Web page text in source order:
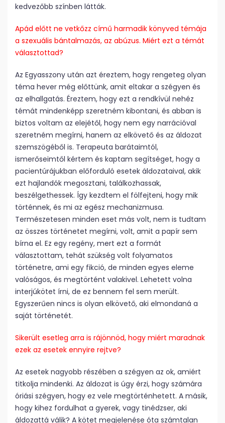
kedvezőbb színben látták.
Apád előtt ne vetkőzz című harmadik könyved témája
a szexuális bántalmazás, az abúzus. Miért ezt a témát
választottad?
Az Egyasszony után azt éreztem, hogy rengeteg olyan
téma hever még előttünk, amit eltakar a szégyen és
az elhallgatás. Éreztem, hogy ezt a rendkívül nehéz
témát mindenképp szeretném kibontani, és abban is
biztos voltam az elejétől, hogy nem egy narrációval
szeretném megírni, hanem az elkövető és az áldozat
szemszögéből is. Terapeuta barátaimtól,
ismerőseimtől kértem és kaptam segítséget, hogy a
pacientúrájukban előforduló esetek áldozataival, akik
ezt hajlandók megosztani, találkozhassak,
beszélgethessek. Így kezdtem el fölfejteni, hogy mik
történnek, és mi az egész mechanizmusa.
Természetesen minden eset más volt, nem is tudtam
az összes történetet megírni, volt, amit a papír sem
bírna el. Ez egy regény, mert ezt a formát
választottam, tehát szükség volt folyamatos
történetre, ami egy fikció, de minden egyes eleme
valóságos, és megtörtént valakivel. Lehetett volna
interjúkötet írni, de ez bennem fel sem merült.
Egyszerűen nincs is olyan elkövető, aki elmondaná a
saját történetét.
Sikerült esetleg arra is rájönnöd, hogy miért maradnak
ezek az esetek ennyire rejtve?
Az esetek nagyobb részében a szégyen az ok, amiért
titkolja mindenki. Az áldozat is úgy érzi, hogy számára
óriási szégyen, hogy ez vele megtörténhetett. A másik,
hogy kihez fordulhat a gyerek, vagy tinédzser, aki
áldozattá válik? A kötet megjelenése óta számtalan